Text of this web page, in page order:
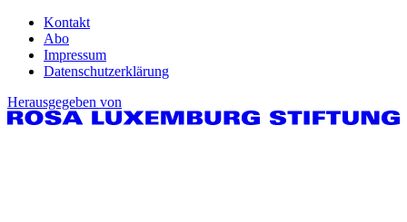
Kontakt
Abo
Impressum
Datenschutzerklärung
Herausgegeben von